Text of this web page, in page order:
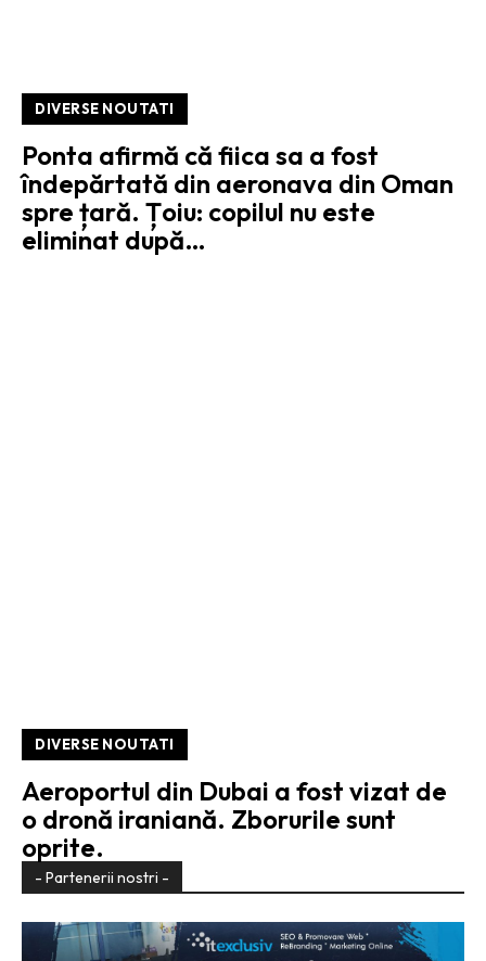
DIVERSE NOUTATI
Ponta afirmă că fiica sa a fost
îndepărtată din aeronava din Oman
spre țară. Țoiu: copilul nu este
eliminat după…
DIVERSE NOUTATI
Aeroportul din Dubai a fost vizat de
o dronă iraniană. Zborurile sunt
oprite.
- Partenerii nostri -